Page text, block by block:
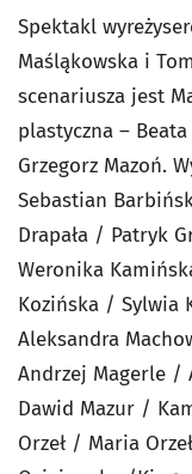
Spektakl
Maśląkowska i
scenariusza jest
plastyczna –
Grzegorz Mazoń.
Sebastian
Drapała / Patryk
Weronika
Kozińska / Sylwia
Aleksandra
Andrzej Magerle /
Dawid Mazur /
Orzeł / Maria